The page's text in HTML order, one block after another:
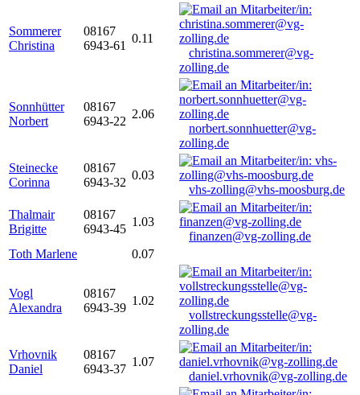
Sommerer
Christina
08167
6943-61
0.11
christina.sommerer@vg-
zolling.de
Sonnhütter
Norbert
08167
6943-22
2.06
norbert.sonnhuetter@vg-
zolling.de
Steinecke
Corinna
08167
6943-32
0.03
vhs-zolling@vhs-moosburg.de
Thalmair
Brigitte
08167
6943-45
1.03
finanzen@vg-zolling.de
Toth Marlene
0.07
Vogl
Alexandra
08167
6943-39
1.02
vollstreckungsstelle@vg-
zolling.de
Vrhovnik
Daniel
08167
6943-37
1.07
daniel.vrhovnik@vg-zolling.de